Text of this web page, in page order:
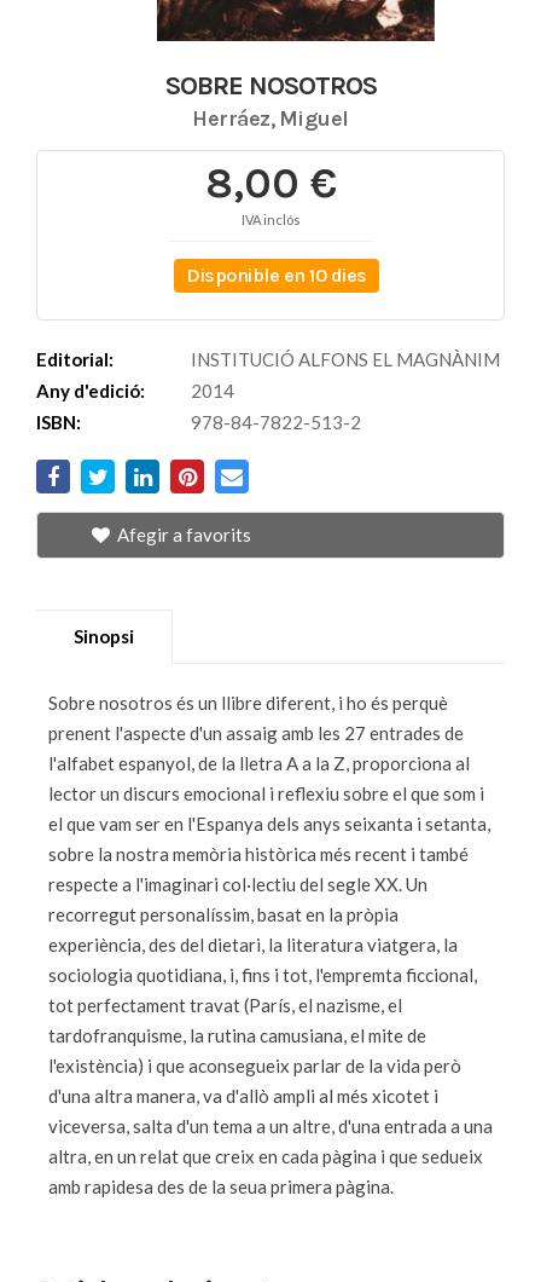
SOBRE NOSOTROS
Herráez, Miguel
8,00 €
IVA inclós
Disponible en 10 dies
Editorial:
INSTITUCIÓ ALFONS EL MAGNÀNIM
Any d'edició:
2014
ISBN:
978-84-7822-513-2
Afegir a favorits
Sinopsi
Sobre nosotros és un llibre diferent, i ho és perquè
prenent l'aspecte d'un assaig amb les 27 entrades de
l'alfabet espanyol, de la lletra A a la Z, proporciona al
lector un discurs emocional i reflexiu sobre el que som i
el que vam ser en l'Espanya dels anys seixanta i setanta,
sobre la nostra memòria històrica més recent i també
respecte a l'imaginari col·lectiu del segle XX. Un
recorregut personalíssim, basat en la pròpia
experiència, des del dietari, la literatura viatgera, la
sociologia quotidiana, i, fins i tot, l'empremta ficcional,
tot perfectament travat (París, el nazisme, el
tardofranquisme, la rutina camusiana, el mite de
l'existència) i que aconsegueix parlar de la vida però
d'una altra manera, va d'allò ampli al més xicotet i
viceversa, salta d'un tema a un altre, d'una entrada a una
altra, en un relat que creix en cada pàgina i que sedueix
amb rapidesa des de la seua primera pàgina.